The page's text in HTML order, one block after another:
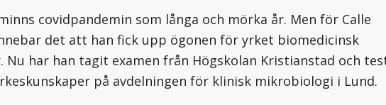
covidpandemin som långa och mörka år. Men för Calle
det att han fick upp ögonen för yrket biomedicinsk
Nu har han tagit examen från Högskolan Kristianstad och
på avdelningen för klinisk mikrobiologi i Lund.